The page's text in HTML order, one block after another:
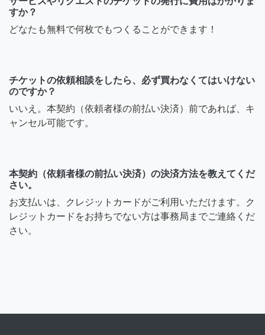
すか？
どなたも無料で何枚でもつくることができます！
チケットの依頼相談をしたら、必ず買わなくてはいけない
のですか？
いいえ。本契約（依頼者様の前払い決済）前であれば、キ
ャンセル可能です。
本契約（依頼者様の前払い決済）の決済方法を教えてくだ
さい。
お支払いは、クレジットカードがご利用いただけます。ク
レジットカードをお持ちでない方は事務局までご連絡くだ
さい。